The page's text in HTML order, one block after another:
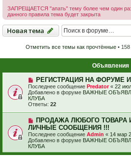
ЗАПРЕЩАЕТСЯ "апать" тему более чем один
данного правила тема будет закрыта
Новая тема
Новаятема
Отметить все темы как прочтённые• 158
Объявления
РЕГИСТРАЦИЯ НА ФОРУМЕ
Последнее сообщение Predator« 22
Добавлено в форуме ВАЖНЫЕ
КЛУБА
Ответы: 22
ПРОДАЖА ЛЮБОГО ТОВАРА
ЛИЧНЫЕ СООБЩЕНИЯ !!!
Последнее сообщение Admin « 14 мар
Добавлено в форуме ВАЖНЫЕ
КЛУБА